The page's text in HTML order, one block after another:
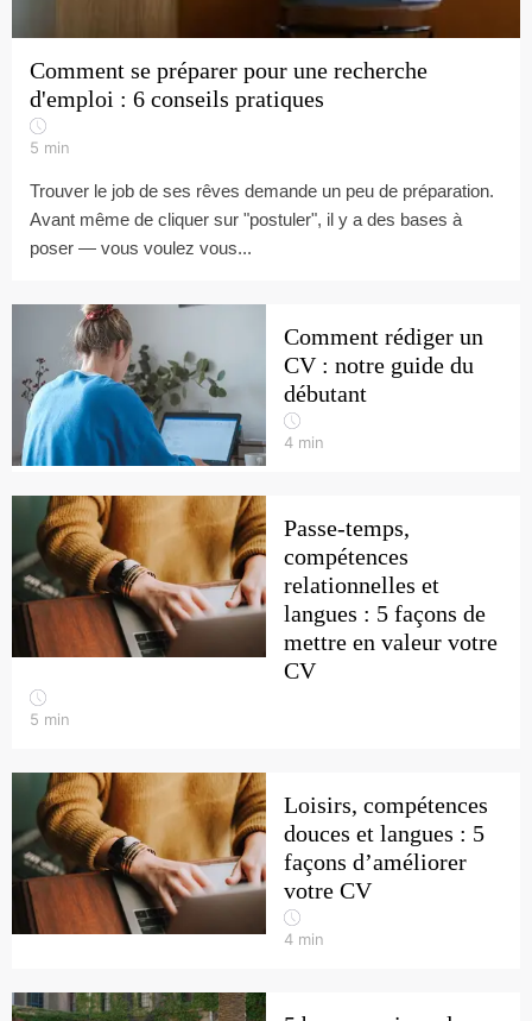
Comment se préparer pour une recherche
d'emploi : 6 conseils pratiques
5 min
Trouver le job de ses rêves demande un peu de préparation.
Avant même de cliquer sur "postuler", il y a des bases à
poser — vous voulez vous...
Comment rédiger un
CV : notre guide du
débutant
4 min
Passe-temps,
compétences
relationnelles et
langues : 5 façons de
mettre en valeur votre
CV
5 min
Loisirs, compétences
douces et langues : 5
façons d’améliorer
votre CV
4 min